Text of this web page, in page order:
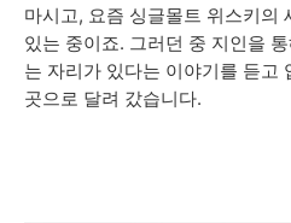
마시고, 요즘 싱글몰트 위스키의
있는 중이죠. 그러던 중 지인을
는 자리가 있다는 이야기를 듣고
곳으로 달려 갔습니다.